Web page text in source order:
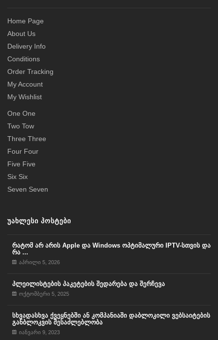
Home Page
About Us
Delivery Info
Conditions
Order Tracking
My Account
My Wishlist
One One
Two Tow
Three Three
Four Four
Five Five
Six Six
Seven Seven
ᲣᲐᲮᲚᲔᲡᲘ ᲞᲝᲡᲢᲔᲑᲘ
რატომ არ არის Apple და Windows ოპტიმალური IPTV-სთვის და
რა ...
აპრილი 5, 2026
პლეილისტების პაკეტების შედარება და შერჩევა
ოქტომბერი 5, 2025
სხვადასხვა ქვეყნებში ან კომპანიაში დაბლოკილი ვებსაიტების
განბლოკვის შესაძლებლობა
იანვარი 9, 2023